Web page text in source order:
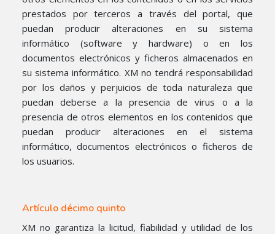
prestados por terceros a través del portal, que
puedan producir alteraciones en su sistema
informático (software y hardware) o en los
documentos electrónicos y ficheros almacenados en
su sistema informático. XM no tendrá responsabilidad
por los daños y perjuicios de toda naturaleza que
puedan deberse a la presencia de virus o a la
presencia de otros elementos en los contenidos que
puedan producir alteraciones en el sistema
informático, documentos electrónicos o ficheros de
los usuarios.
Artículo décimo quinto
XM no garantiza la licitud, fiabilidad y utilidad de los